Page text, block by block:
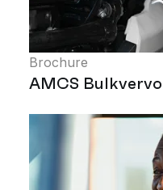
Brochure
AMCS